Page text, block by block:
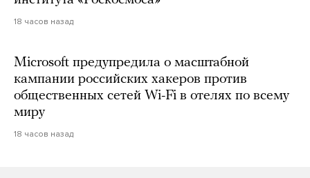
18 часов назад
Microsoft предупредила о масштабной
кампании российских хакеров против
общественных сетей Wi-Fi в отелях по всему
миру
18 часов назад